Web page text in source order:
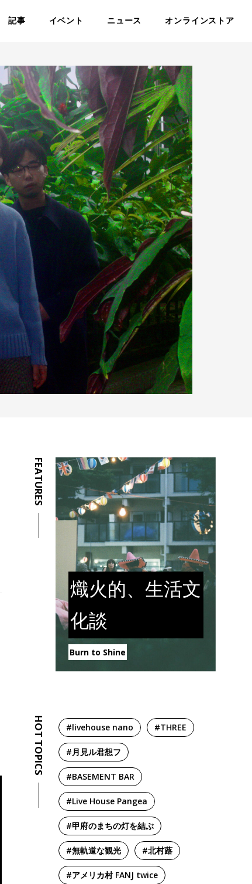
記事 イベント ニュース オンラインストア
FEATURES
熾火的、生活文
化談
Burn to Shine
HOT TOPICS #livehouse nano #THREE
#月見ル君想フ
#BASEMENT BAR
#Live House Pangea
#甲府のまちの灯を結ぶ
#無軌道な観光 #北村蕗
#アメリカ村 FANJ twice